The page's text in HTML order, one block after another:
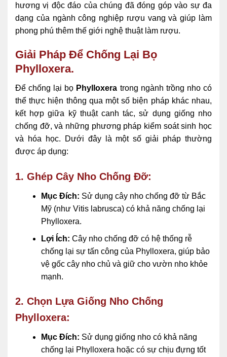
hương vị độc đáo của chúng đã đóng góp vào sự đa
dạng của ngành công nghiệp rượu vang và giúp làm
phong phú thêm thế giới nghệ thuật làm rượu.
Giải Pháp Để Chống Lại Bọ
Phylloxera.
Để chống lại bọ Phylloxera trong ngành trồng nho có
thể thực hiện thông qua một số biện pháp khác nhau,
kết hợp giữa kỹ thuật canh tác, sử dụng giống nho
chống đỡ, và những phương pháp kiểm soát sinh học
và hóa học. Dưới đây là một số giải pháp thường
được áp dụng:
1. Ghép Cây Nho Chống Đỡ:
Mục Đích: Sử dụng cây nho chống đỡ từ Bắc
Mỹ (như Vitis labrusca) có khả năng chống lại
Phylloxera.
Lợi Ích: Cây nho chống đỡ có hệ thống rễ
chống lại sự tấn công của Phylloxera, giúp bảo
vệ gốc cây nho chủ và giữ cho vườn nho khỏe
mạnh.
2. Chọn Lựa Giống Nho Chống
Phylloxera:
Mục Đích: Sử dụng giống nho có khả năng
chống lại Phylloxera hoặc có sự chịu đựng tốt